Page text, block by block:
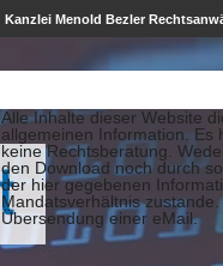
Kanzlei Menold Bezler
Alle Inhalte dieser Website
allgemeinen Information. Es
keine Rechtsberatung.
den Download noch durch
der hier gegebenen
Mandatsverhältnis
Übersendung einer eMail.